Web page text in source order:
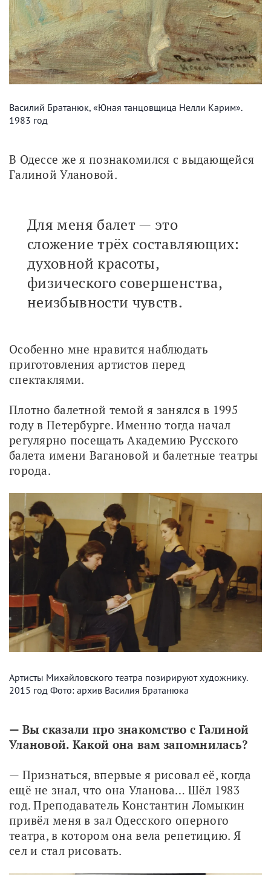
Василий Братанюк, «Юная танцовщица Нелли Карим».
1983 год
В Одессе же я познакомился с выдающейся
Галиной Улановой.
Для меня балет — это
сложение трёх составляющих:
духовной красоты,
физического совершенства,
неизбывности чувств.
Особенно мне нравится наблюдать
приготовления артистов перед
спектаклями.
Плотно балетной темой я занялся в 1995
году в Петербурге. Именно тогда начал
регулярно посещать Академию Русского
балета имени Вагановой и балетные театры
города.
Артисты Михайловского театра позирируют художнику.
2015 год Фото: архив Василия Братанюка
— Вы сказали про знакомство с Галиной
Улановой. Какой она вам запомнилась?
— Признаться, впервые я рисовал её, когда
ещё не знал, что она Уланова… Шёл 1983
год. Преподаватель Константин Ломыкин
привёл меня в зал Одесского оперного
театра, в котором она вела репетицию. Я
сел и стал рисовать.